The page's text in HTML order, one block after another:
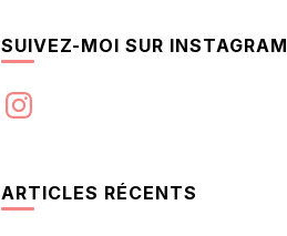
SUIVEZ-MOI SUR INSTAGRAM
Instagram
ARTICLES RÉCENTS